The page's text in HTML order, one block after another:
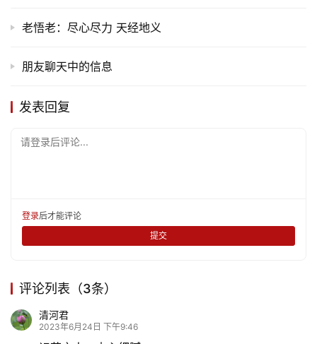
老悟老：尽心尽力 天经地义
朋友聊天中的信息
发表回复
请登录后评论...
登录后才能评论
提交
评论列表（3条）
清河君
2023年6月24日 下午9:46